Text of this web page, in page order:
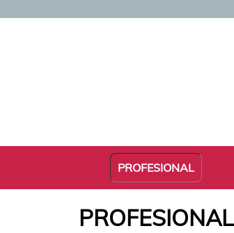
PROFESIONAL
PROFESIONAL